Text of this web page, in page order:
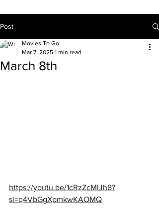
Post
March 8th
Movies To Go
Mar 7, 2025 1 min read
https://youtu.be/1cRzZcMlJh8?
si=q4VbGgXpmkwKAOMQ